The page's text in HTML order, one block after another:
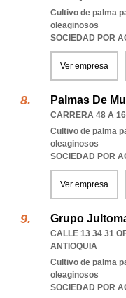
Cultivo de palma
oleaginosos
SOCIEDAD POR
Ver empresa
Palmas De
CARRERA 48 A
Cultivo de palma
oleaginosos
SOCIEDAD POR
Ver empresa
Grupo
CALLE 13 34 31
ANTIOQUIA
Cultivo de palma
oleaginosos
SOCIEDAD POR